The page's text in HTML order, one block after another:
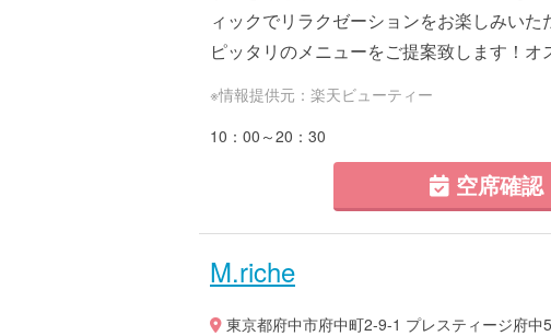
ィックでリラクゼーションをお楽しみい
ピッタリのメニューをご提案致します！オ
※情報提供元：楽天ビューティー
10：00～20：30
空席確認
M.riche
東京都府中市府中町2-9-1 プレスティージ府中